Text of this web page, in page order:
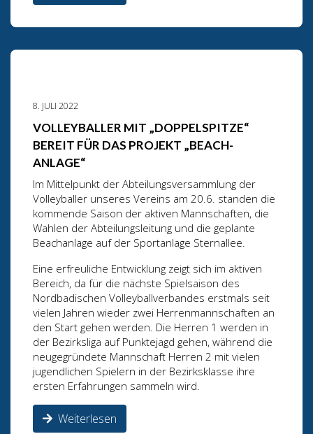
8. JULI 2022
VOLLEYBALLER MIT „DOPPELSPITZE“
BEREIT FÜR DAS PROJEKT „BEACH-
ANLAGE“
Im Mittelpunkt der Abteilungsversammlung der
Volleyballer unseres Vereins am 20.6. standen die
kommende Saison der aktiven Mannschaften, die
Wahlen der Abteilungsleitung und die geplante
Beachanlage auf der Sportanlage Sternallee.
Eine erfreuliche Entwicklung zeigt sich im aktiven
Bereich, da für die nächste Spielsaison des
Nordbadischen Volleyballverbandes erstmals seit
vielen Jahren wieder zwei Herrenmannschaften an
den Start gehen werden. Die Herren 1 werden in
der Bezirksliga auf Punktejagd gehen, während die
neugegründete Mannschaft Herren 2 mit vielen
jugendlichen Spielern in der Bezirksklasse ihre
ersten Erfahrungen sammeln wird.
Weiterlesen